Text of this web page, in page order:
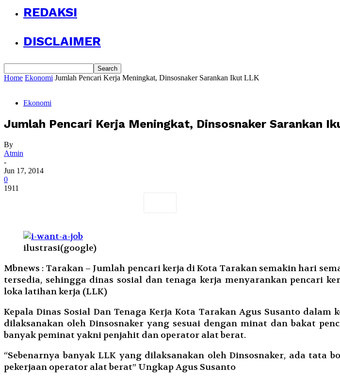
REDAKSI
DISCLAIMER
Home Ekonomi Jumlah Pencari Kerja Meningkat, Dinsosnaker Sarankan Ikut LLK
Ekonomi
Jumlah Pencari Kerja Meningkat, Dinsosnaker Sarankan
By
Atmin
-
Jun 17, 2014
0
1911
ilustrasi(google)
Mbnews : Tarakan – Jumlah pencari kerja di Kota Tarakan semakin hari
tersedia, sehingga dinas sosial dan tenaga kerja menyarankan pencari
loka latihan kerja (LLK)
Kepala Dinas Sosial Dan Tenaga Kerja Kota Tarakan Agus Susanto
dilaksanakan oleh Dinsosnaker yang sesuai dengan minat dan bakat
banyak peminat yakni penjahit dan operator alat berat.
“Sebenarnya banyak LLK yang dilaksanakan oleh Dinsosnaker, ada
pekerjaan operator alat berat” Ungkap Agus Susanto